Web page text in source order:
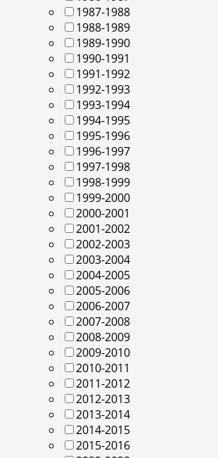
1987-1988
1988-1989
1989-1990
1990-1991
1991-1992
1992-1993
1993-1994
1994-1995
1995-1996
1996-1997
1997-1998
1998-1999
1999-2000
2000-2001
2001-2002
2002-2003
2003-2004
2004-2005
2005-2006
2006-2007
2007-2008
2008-2009
2009-2010
2010-2011
2011-2012
2012-2013
2013-2014
2014-2015
2015-2016